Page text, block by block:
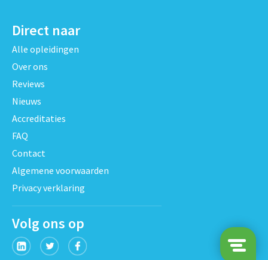
Direct naar
Alle opleidingen
Over ons
Reviews
Nieuws
Accreditaties
FAQ
Contact
Algemene voorwaarden
Privacy verklaring
Volg ons op